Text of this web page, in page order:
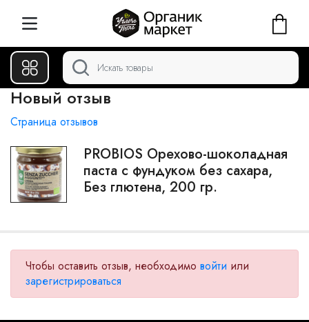
Новый отзыв
Страница отзывов
PROBIOS Орехово-шоколадная
паста с фундуком без сахара,
Без глютена, 200 гр.
Чтобы оставить отзыв, необходимо войти или
зарегистрироваться